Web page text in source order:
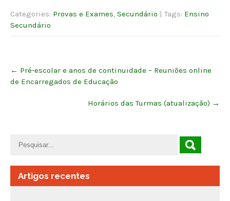
Categories: Provas e Exames Secundário | Tags: Ensino
Secundário
navigation
← Pré-escolar e anos de continuidade – Reuniões online
de Encarregados de Educação
Horários das Turmas (atualização) →
Artigos recentes